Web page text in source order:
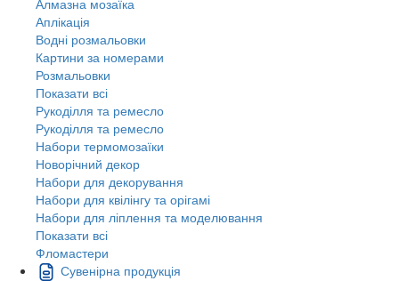
Алмазна мозаїка
Аплікація
Водні розмальовки
Картини за номерами
Розмальовки
Показати всі
Рукоділля та ремесло
Рукоділля та ремесло
Набори термомозаїки
Новорічний декор
Набори для декорування
Набори для квілінгу та орігамі
Набори для ліплення та моделювання
Показати всі
Фломастери
Сувенірна продукція